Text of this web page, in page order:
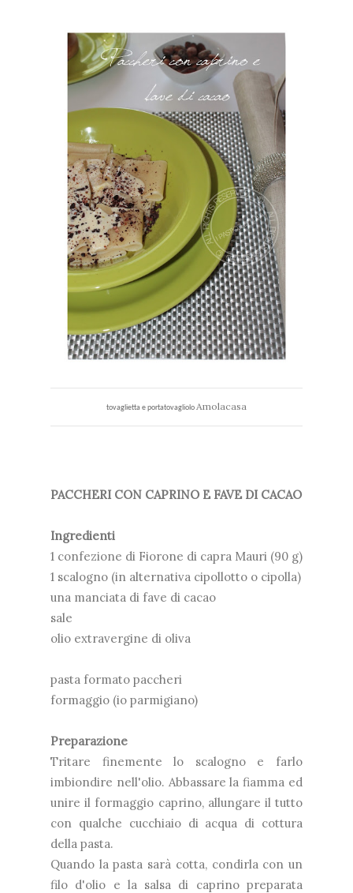
tovaglietta e portatovagliolo Amolacasa
PACCHERI CON CAPRINO E FAVE DI CACAO
Ingredienti
1 confezione di Fiorone di capra Mauri (90 g)
1 scalogno (in alternativa cipollotto o cipolla)
una manciata di fave di cacao
sale
olio extravergine di oliva
pasta formato paccheri
formaggio (io parmigiano)
Preparazione
Tritare finemente lo scalogno e farlo
imbiondire nell'olio. Abbassare la fiamma ed
unire il formaggio caprino, allungare il tutto
con qualche cucchiaio di acqua di cottura
della pasta.
Quando la pasta sarà cotta, condirla con un
filo d'olio e la salsa di caprino preparata